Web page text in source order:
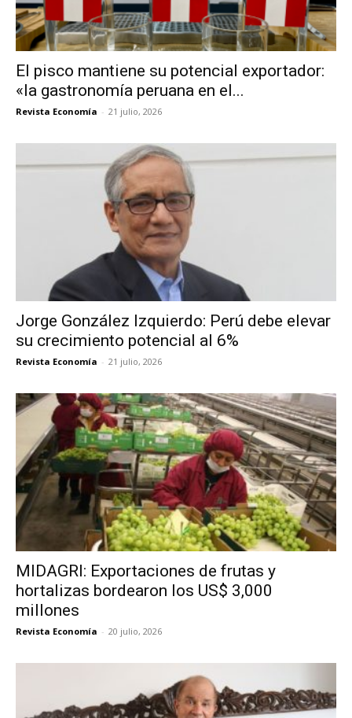
El pisco mantiene su potencial exportador:
«la gastronomía peruana en el...
Revista Economía - 21 julio, 2026
Jorge González Izquierdo: Perú debe elevar
su crecimiento potencial al 6%
Revista Economía - 21 julio, 2026
MIDAGRI: Exportaciones de frutas y
hortalizas bordearon los US$ 3,000
millones
Revista Economía - 20 julio, 2026